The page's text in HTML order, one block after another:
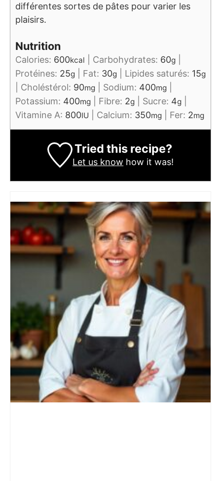
différentes sortes de pâtes pour varier les
plaisirs.
Nutrition
Calories: 600kcal Carbohydrates: 60g
Protéines: 25g Fat: 30g Lipides saturés: 15g
Choléstérol: 90mg Sodium: 400mg
Potassium: 400mg Fibre: 2g Sucre: 4g
Vitamine A: 800IU Calcium: 350mg Fer: 2mg
Tried this recipe?
Let us know how it was!